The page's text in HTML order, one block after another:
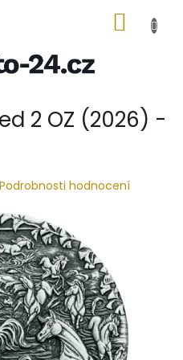
KOŠÍK
2 OZ (2026) -
Podrobnosti hodnocení